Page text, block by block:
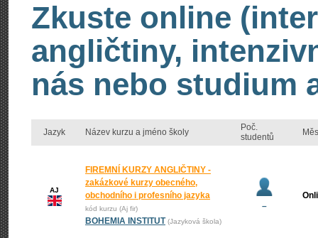
Zkuste online
angličtiny,
nás nebo studium
Jazyk Název kurzu a jméno školy
Poč.
studentů
AJ
FIREMNÍ KURZY ANGLIČTINY -
zakázkové kurzy obecného,
obchodního i profesního jazyka
kód kurzu (Aj fir)
BOHEMIA INSTITUT (Jazyková škola)
–